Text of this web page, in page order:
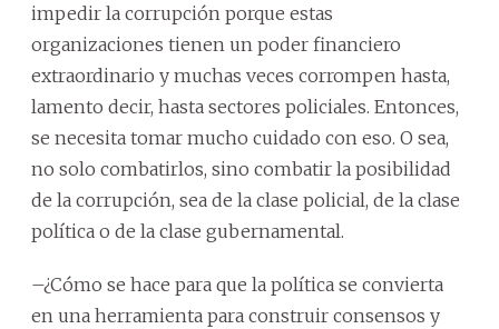
impedir la corrupción porque estas
organizaciones tienen un poder financiero
extraordinario y muchas veces corrompen hasta,
lamento decir, hasta sectores policiales. Entonces,
se necesita tomar mucho cuidado con eso. O sea,
no solo combatirlos, sino combatir la posibilidad
de la corrupción, sea de la clase policial, de la clase
política o de la clase gubernamental.
–¿Cómo se hace para que la política se convierta
en una herramienta para construir consensos y